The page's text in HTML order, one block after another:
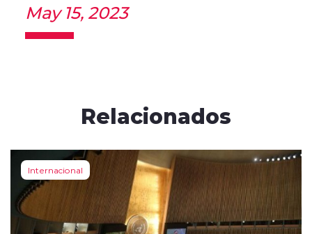
May 15, 2023
Relacionados
Internacional